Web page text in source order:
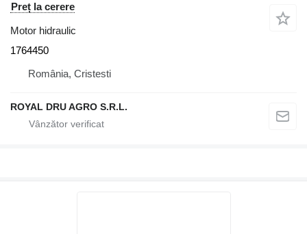
Preț la cerere
Motor hidraulic
1764450
România, Cristesti
ROYAL DRU AGRO S.R.L.